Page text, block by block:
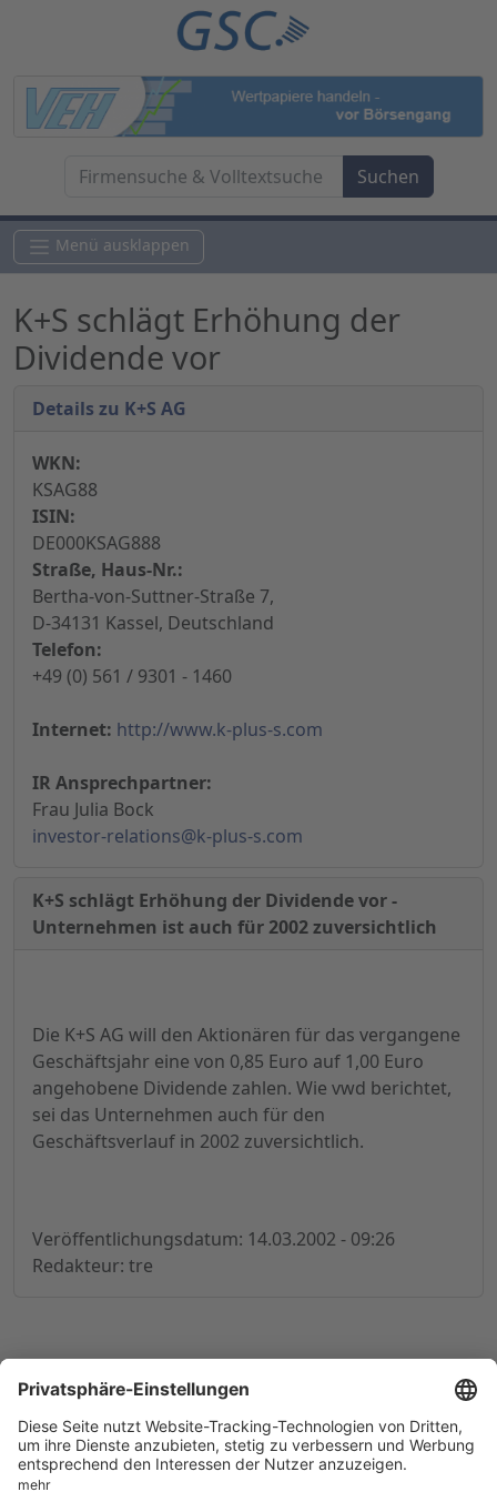
Menü ausklappen
K+S schlägt Erhöhung der
Dividende vor
Details zu K+S AG
WKN:
KSAG88
ISIN:
DE000KSAG888
Straße, Haus-Nr.:
Bertha-von-Suttner-Straße 7,
D-34131 Kassel, Deutschland
Telefon:
+49 (0) 561 / 9301 - 1460
Internet: http://www.k-plus-s.com
IR Ansprechpartner:
Frau Julia Bock
investor-relations@k-plus-s.com
K+S schlägt Erhöhung der Dividende vor -
Unternehmen ist auch für 2002 zuversichtlich
Die K+S AG will den Aktionären für das vergangene
Geschäftsjahr eine von 0,85 Euro auf 1,00 Euro
angehobene Dividende zahlen. Wie vwd berichtet,
sei das Unternehmen auch für den
Geschäftsverlauf in 2002 zuversichtlich.
Veröffentlichungsdatum: 14.03.2002 - 09:26
Redakteur: tre
© 1998-2026by GSC Research GmbH
Datenschutz